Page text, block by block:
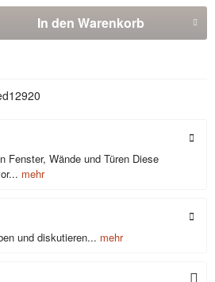
In den Warenkorb
Fenster, Wände und Türen Diese
mehr
und diskutieren... mehr